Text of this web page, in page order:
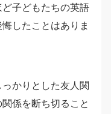
子どもたちの英語
したことはありま
かりとした友人関
係を断ち切ること